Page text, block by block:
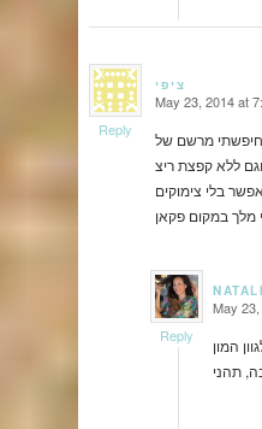
ציפי
says: May 23, 2014 at
מרשם של
ללא קפצת ריצ
Reply
says: May
המון
Reply